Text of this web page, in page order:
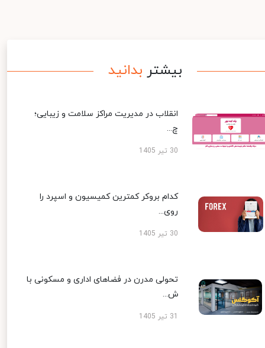
بیشتر بدانید
انقلاب در مدیریت مراکز سلامت و زیبایی؛
چ...
30 تیر 1405
کدام بروکر کمترین کمیسیون و اسپرد را
روی...
30 تیر 1405
تحولی مدرن در فضاهای اداری و مسکونی با
ش...